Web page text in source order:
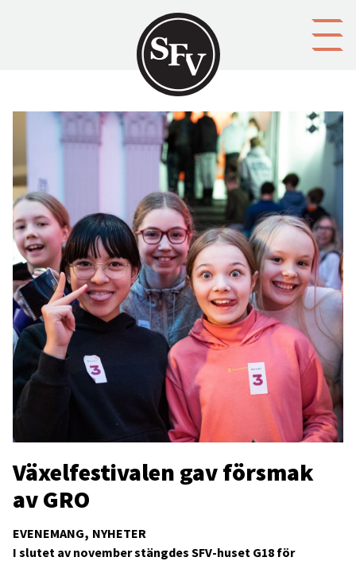
EVENEMANG NYHETER
Växelfestivalen gav försmak
av GRO
I slutet av november stängdes SFV-huset G18 för